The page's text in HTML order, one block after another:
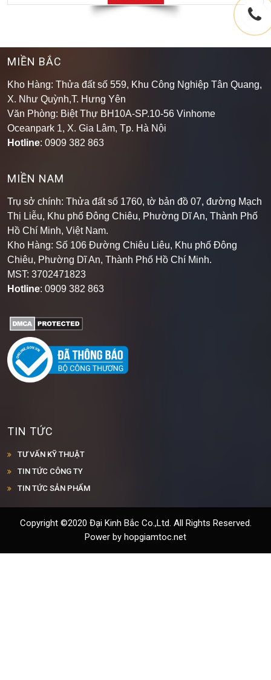
MIỀN BẮC
Kho Hàng: Thửa đất số 559, Khu Công Nghiệp Tân Quang,
X. Như Quỳnh,T. Hưng Yên
Văn Phòng: Biệt Thự BH10A-SP.10-56 Vinhome
Oceanpark 1, X. Gia Lâm, Tp. Hà Nội
Hotline: 0909 382 863
MIỀN NAM
Trụ sở chính: Thửa đất số 1760, tờ bản đồ 07, đường Mạch
Thị Liễu, Khu phố Đông Chiêu, Phường Dĩ An, Thành Phố
Hồ Chí Minh, Việt Nam.
Kho Hàng: Số 106 Đường Chiêu Liêu, Khu phố Đông
Chiêu, Phường Dĩ An, Thành Phố Hồ Chí Minh.
MST: 3702471823
Hotline: 0909 382 863
TIN TỨC
TƯ VẤN KỸ THUẬT
TIN TỨC CÔNG TY
TIN TỨC SẢN PHẨM
Copyright ©2020 Đại Kinh Bắc Co.,Ltd. All Rights Reserved.
Power by hopgiamtoc.net